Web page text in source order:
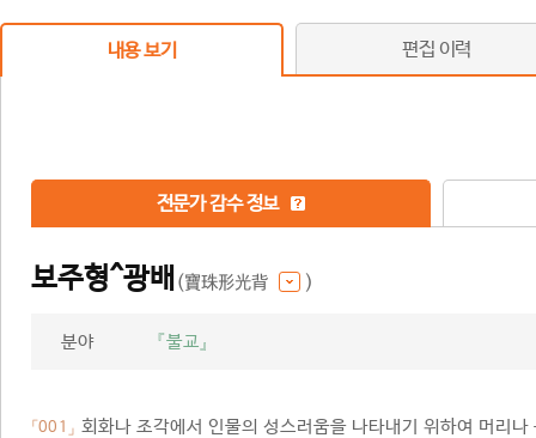
내용 보기 편집 이력
전문가 감수 정보
보주형^광배 (寶珠形光背 )
분야 『불교』
「001」 회화나 조각에서 인물의 성스러움을 나타내기 위하여 머리